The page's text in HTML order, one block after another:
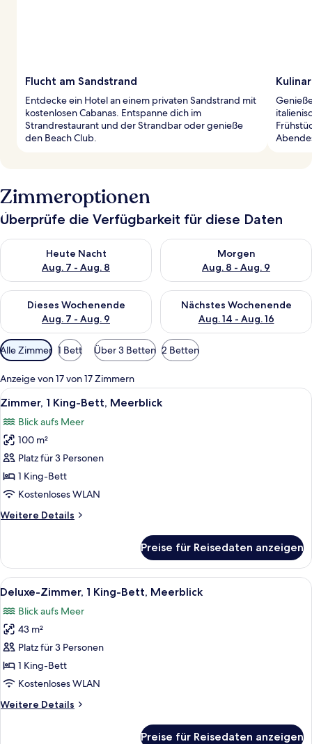
Flucht am Sandstrand
Entdecke ein Hotel an einem privaten Sandstrand mit
kostenlosen Cabanas. Entspanne dich im
Strandrestaurant und der Strandbar oder genieße
den Beach Club.
Zimmeroptionen
Überprüfe die Verfügbarkeit für diese Daten
Heute Nacht
Aug. 7 - Aug. 8
Überprüfe die Verfügbarkeit für heute Nacht, Aug. 7 - Aug. 8.
Morgen
Aug. 8 - Aug. 9
Überprüfe die Verfügbarkeit
Dieses Wochenende
Aug. 7 - Aug. 9
Überprüfe die Verfügbarkeit für dieses Wochenende, Aug. 7
Nächstes Wochenende
Aug. 14 - Aug. 16
Überprüfe die Verfügbarkeit
Verfügbare
Filter
für
Zimmer
Alle Zimmer 1 Bett Über 3 Betten 2 Betten
Anzeige von 17 von 17 Zimmern
Alle
Fotos
für
Zimmer,
1 King-
Bett,
Meerblick
Ein modernes Hotelzimmer mit
6
Zimmer, 1 King-Bett, Meerblick
Blick aufs Meer
100 m²
Platz für 3 Personen
1 King-Bett
Kostenloses WLAN
Weitere Details
Weitere
1 King-
Bett,
Meerblick
Preise für Reisedaten anzeigen
Alle
Fotos
für
Deluxe-
Zimmer,
1 King-
Bett,
anzeigen
Ein Zimmer mit Meerblick,
5
Deluxe-Zimmer, 1 King-Bett, Meerblick
Blick aufs Meer
43 m²
Platz für 3 Personen
1 King-Bett
Kostenloses WLAN
Weitere Details
Weitere
Preise für Reisedaten anzeigen